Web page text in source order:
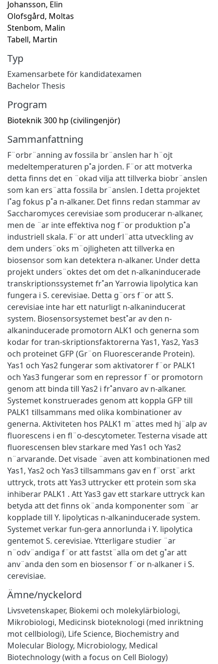
Johansson, Elin
Olofsgård, Moltas
Stenbom, Malin
Tabell, Martin
Typ
Examensarbete för kandidatexamen
Bachelor Thesis
Program
Bioteknik 300 hp (civilingenjör)
Sammanfattning
F¨orbr¨anning av fossila br¨anslen har h¨ojt
medeltemperaturen p˚a jorden. F¨or att motverka
detta ﬁnns det en ¨okad vilja att tillverka biobr¨anslen
som kan ers¨atta fossila br¨anslen. I detta projektet
l˚ag fokus p˚a n-alkaner. Det ﬁnns redan stammar av
Saccharomyces cerevisiae som producerar n-alkaner,
men de ¨ar inte eﬀektiva nog f¨or produktion p˚a
industriell skala. F¨or att underl¨atta utveckling av
dem unders¨oks m¨ojligheten att tillverka en
biosensor som kan detektera n-alkaner. Under detta
projekt unders¨oktes det om det n-alkaninducerade
transkriptionssystemet fr˚an Yarrowia lipolytica kan
fungera i S. cerevisiae. Detta g¨ors f¨or att S.
cerevisiae inte har ett naturligt n-alkaninducerat
system. Biosensorsystemet best˚ar av den n-
alkaninducerade promotorn ALK1 och generna som
kodar for tran-skriptionsfaktorerna Yas1, Yas2, Yas3
och proteinet GFP (Gr¨on Fluorescerande Protein).
Yas1 och Yas2 fungerar som aktivatorer f¨or PALK1
och Yas3 fungerar som en repressor f¨or promotorn
genom att binda till Yas2 i fr˚anvaro av n-alkaner.
Systemet konstruerades genom att koppla GFP till
PALK1 tillsammans med olika kombinationer av
generna. Aktiviteten hos PALK1 m¨attes med hj¨alp av
ﬂuorescens i en ﬂ¨o-descytometer. Testerna visade att
ﬂuorescensen blev starkare med Yas1 och Yas2
n¨arvarande. Det visade ¨aven att kombinationen med
Yas1, Yas2 och Yas3 tillsammans gav en f¨orst¨arkt
uttryck, trots att Yas3 uttrycker ett protein som ska
inhiberar PALK1 . Att Yas3 gav ett starkare uttryck kan
betyda att det ﬁnns ok¨anda komponenter som ¨ar
kopplade till Y. lipolyticas n-alkaninducerade system.
Systemet verkar fun-gera annorlunda i Y. lipolytica
gentemot S. cerevisiae. Ytterligare studier ¨ar
n¨odv¨andiga f¨or att fastst¨alla om det g˚ar att
anv¨anda den som en biosensor f¨or n-alkaner i S.
cerevisiae.
Ämne/nyckelord
Livsvetenskaper, Biokemi och molekylärbiologi,
Mikrobiologi, Medicinsk bioteknologi (med inriktning
mot cellbiologi), Life Science, Biochemistry and
Molecular Biology, Microbiology, Medical
Biotechnology (with a focus on Cell Biology)